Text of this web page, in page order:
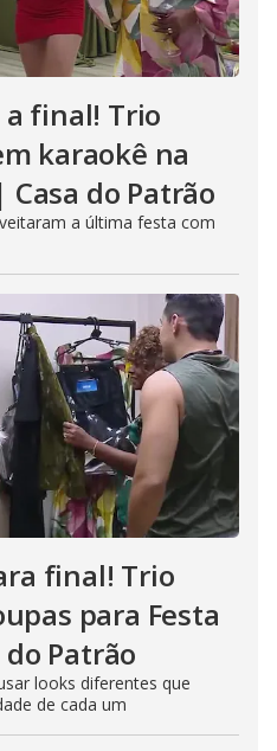
final! Trio
karaokê na
do Patrão
a última festa com
final! Trio
para Festa
Patrão
looks diferentes que
de cada um